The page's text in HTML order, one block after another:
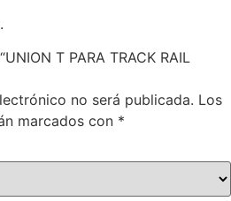
T PARA TRACK RAIL
no será publicada. Los
marcados con *